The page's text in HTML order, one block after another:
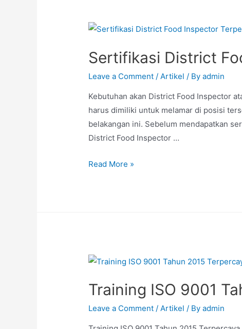
Sertifikasi District
Leave a Comment /Artikel / Byadmin
Kebutuhan akan District Food Inspector
harus dimiliki untuk melamar di posisi
belakangan ini. Sebelum mendapatkan
District Food Inspector …
Read More »
Training ISO 9001
Leave a Comment /Artikel / Byadmin